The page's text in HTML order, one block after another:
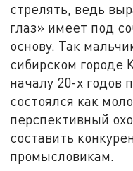
стрелять, ведь
глаз» имеет под
основу. Так
сибирском городе
началу 20-х годов
состоялся как
перспективный
составить
промысловикам.